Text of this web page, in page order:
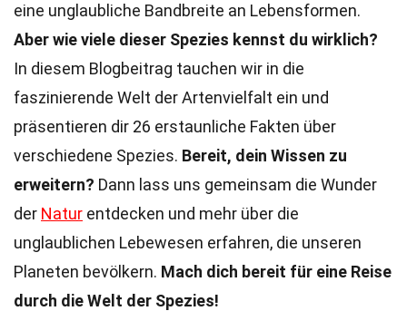
eine unglaubliche Bandbreite an Lebensformen.
Aber wie viele dieser Spezies kennst du wirklich?
In diesem Blogbeitrag tauchen wir in die
faszinierende Welt der Artenvielfalt ein und
präsentieren dir 26 erstaunliche Fakten über
verschiedene Spezies. Bereit, dein Wissen zu
erweitern? Dann lass uns gemeinsam die Wunder
der Natur entdecken und mehr über die
unglaublichen Lebewesen erfahren, die unseren
Planeten bevölkern. Mach dich bereit für eine Reise
durch die Welt der Spezies!